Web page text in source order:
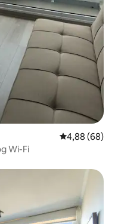
4,88 ud af 5 i
4,88 (68)
Wi-Fi